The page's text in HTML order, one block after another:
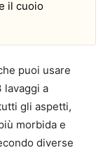
il cuoio
puoi usare
lavaggi a
gli aspetti,
morbida e
diverse